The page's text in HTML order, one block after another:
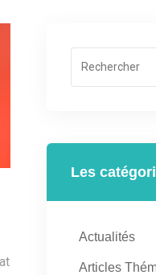
Les
Actualités
Articles